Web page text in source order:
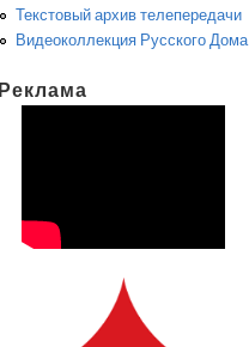
Текстовый архив телепередачи
Видеоколлекция Русского Дома
Реклама